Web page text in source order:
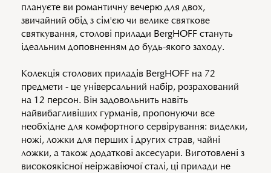
плануєте ви романтичну вечерю для двох,
звичайний обід з сім'єю чи велике святкове
святкування, столові прилади BergHOFF стануть
ідеальним доповненням до будь-якого заходу.
Колекція столових приладів BergHOFF на 72
предмети - це універсальний набір, розрахований
на 12 персон. Він задовольнить навіть
найвибагливіших гурманів, пропонуючи все
необхідне для комфортного сервірування: виделки,
ножі, ложки для перших і других страв, чайні
ложки, а також додаткові аксесуари. Виготовлені з
високоякісної неіржавіючої сталі, ці прилади не